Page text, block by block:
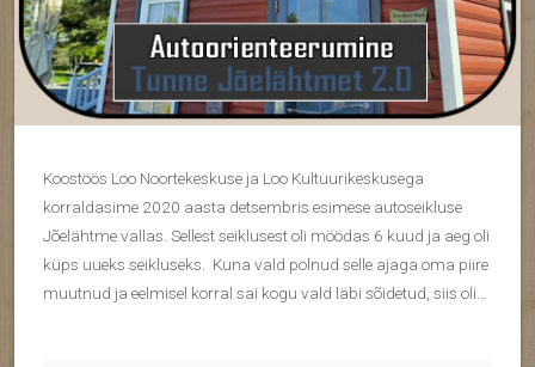
Koostöös Loo Noortekeskuse ja Loo Kultuurikeskusega
korraldasime 2020 aasta detsembris esimese autoseikluse
Jõelähtme vallas. Sellest seiklusest oli möödas 6 kuud ja aeg oli
küps uueks seikluseks. Kuna vald polnud selle ajaga oma piire
muutnud ja eelmisel korral sai kogu vald läbi sõidetud, siis oli…